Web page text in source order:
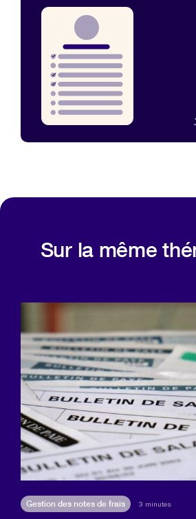
Sur la même
Gestion des notes de frais 3 minutes